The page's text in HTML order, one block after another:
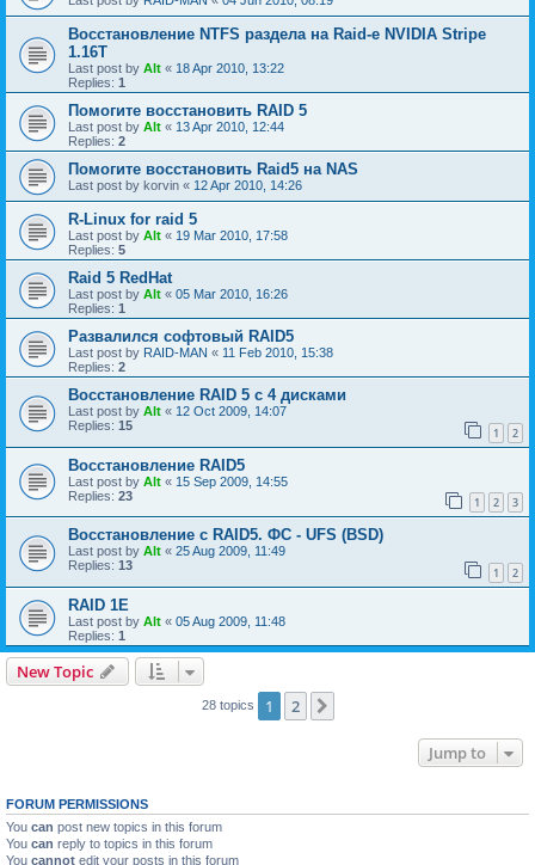
Восстановление NTFS раздела на Raid-е NVIDIA Stripe
1.16Т
Last post by Alt « 18 Apr 2010, 13:22
Replies: 1
Помогите восстановить RAID 5
Last post by Alt « 13 Apr 2010, 12:44
Replies: 2
Помогите восстановить Raid5 на NAS
Last post by korvin « 12 Apr 2010, 14:26
R-Linux for raid 5
Last post by Alt « 19 Mar 2010, 17:58
Replies: 5
Raid 5 RedHat
Last post by Alt « 05 Mar 2010, 16:26
Replies: 1
Развалился софтовый RAID5
Last post by RAID-MAN « 11 Feb 2010, 15:38
Replies: 2
Восстановление RAID 5 с 4 дисками
Last post by Alt « 12 Oct 2009, 14:07
Replies: 15 1 2
Восстановление RAID5
Last post by Alt « 15 Sep 2009, 14:55
Replies: 23 1 2 3
Восстановление с RAID5. ФС - UFS (BSD)
Last post by Alt « 25 Aug 2009, 11:49
Replies: 13 1 2
RAID 1E
Last post by Alt « 05 Aug 2009, 11:48
Replies: 1
New Topic
28 topics 1 2
Jump to
FORUM PERMISSIONS
You can post new topics in this forum
You can reply to topics in this forum
You cannot edit your posts in this forum